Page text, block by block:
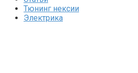
Тюнинг нексии
Электрика